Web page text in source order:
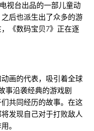
视台出品的一部儿童动
后也派生出了众多的游
《数码宝贝7》正在逐
画的代表，吸引着全球
事沿袭经典的游戏剧
共同经历的故事。在这
发现自己对于打败敌人
。